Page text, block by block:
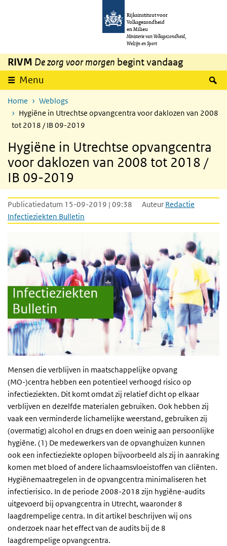
Overslaan en naar de inhoud gaan
Rijksinstituut voor
Volksgezondheid
en Milieu
Ministerie van Volksgezondheid,
Welzijn en Sport
RIVM De zorg voor morgen begint vandaag
Menu
Home
Weblogs
Hygiëne in Utrechtse opvangcentra voor daklozen van 2008
tot 2018 / IB 09-2019
Hygiëne in Utrechtse opvangcentra
voor daklozen van 2008 tot 2018 /
IB 09-2019
Publicatiedatum 15-09-2019 | 09:38 Auteur Redactie
Infectieziekten Bulletin
Mensen die verblijven in maatschappelijke opvang
(MO-)centra hebben een potentieel verhoogd risico op
infectieziekten. Dit komt omdat zij relatief dicht op elkaar
verblijven en dezelfde materialen gebruiken. Ook hebben zij
vaak een verminderde lichamelijke weerstand, gebruiken zij
(overmatig) alcohol en drugs en doen weinig aan persoonlijke
hygiëne. (1) De medewerkers van de opvanghuizen kunnen
ook een infectieziekte oplopen bijvoorbeeld als zij in aanraking
komen met bloed of andere lichaamsvloeistoffen van cliënten.
Hygiënemaatregelen in de opvangcentra minimaliseren het
infectierisico. In de periode 2008-2018 zijn hygiëne-audits
uitgevoerd bij opvangcentra in Utrecht, waaronder 8
laagdrempelige centra. In dit artikel beschrijven wij ons
onderzoek naar het effect van de audits bij de 8
laagdrempelige opvangcentra.